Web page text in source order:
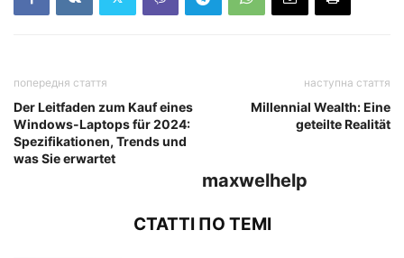
попередня стаття
Der Leitfaden zum Kauf eines
Windows-Laptops für 2024:
Spezifikationen, Trends und
was Sie erwartet
наступна стаття
Millennial Wealth: Eine
geteilte Realität
maxwelhelp
СТАТТІ ПО ТЕМІ